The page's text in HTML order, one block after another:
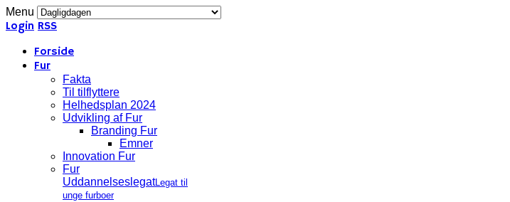
Menu
Login RSS
Forside
Fur
Fakta
Til tilflyttere
Helhedsplan 2024
Udvikling af Fur
Branding Fur
Emner
Innovation Fur
Fur
UddannelseslegatLegat til
unge furboer